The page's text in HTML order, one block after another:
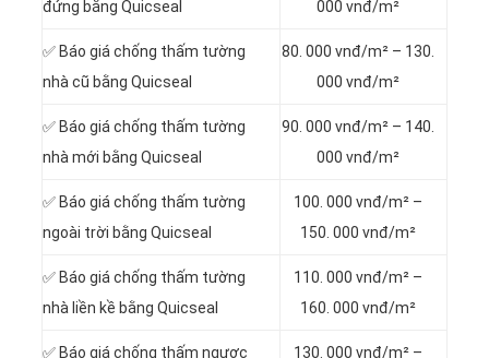
đứng bằng Quicseal
000 vnđ/m²
✅ Báo giá chống thấm tường
nhà cũ bằng Quicseal
80. 000 vnđ/m² – 130.
000 vnđ/m²
✅ Báo giá chống thấm tường
nhà mới bằng Quicseal
90. 000 vnđ/m² – 140.
000 vnđ/m²
✅ Báo giá chống thấm tường
ngoài trời bằng Quicseal
100. 000 vnđ/m² –
150. 000 vnđ/m²
✅ Báo giá chống thấm tường
nhà liền kề bằng Quicseal
110. 000 vnđ/m² –
160. 000 vnđ/m²
✅ Báo giá chống thấm ngược
130. 000 vnđ/m² –